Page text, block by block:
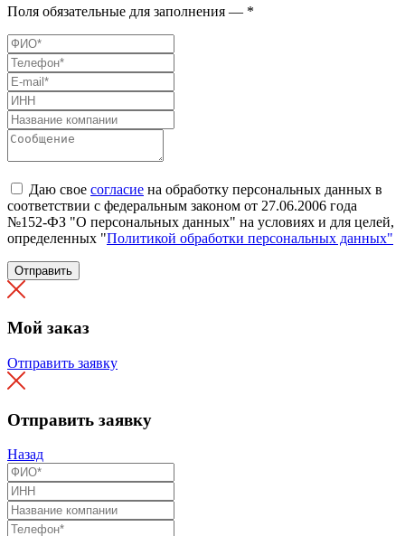
Поля обязательные для заполнения — *
Даю свое согласие на обработку персональных данных в
соответствии с федеральным законом от 27.06.2006 года
№152-ФЗ "О персональных данных" на условиях и для целей,
определенных "Политикой обработки персональных данных"
Отправить
Мой заказ
Отправить заявку
Отправить заявку
Назад